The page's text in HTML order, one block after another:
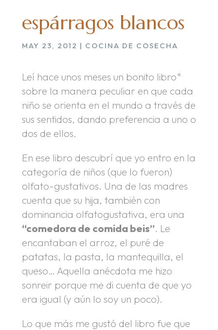
espárragos blancos
MAY 23, 2012 | COCINA DE COSECHA
Leí hace unos meses un bonito libro*
sobre la manera peculiar en que cada
niño se orienta en el mundo a través de
sus sentidos, dando preferencia a uno o
dos de ellos.
En ese libro descubrí que yo entro en la
categoría de niños (que lo fueron)
olfato-gustativos. Una de las madres
cuenta que su hija, también con
dominancia olfatogustativa, era una
“comedora de comida beis”. Le
encantaban el arroz, el puré de
patatas, la pasta, la mantequilla, el
queso… Aquella anécdota me hizo
sonreir porque me di cuenta de que yo
era igual (y aún lo soy un poco).
Lo que más me gustó del libro fue que